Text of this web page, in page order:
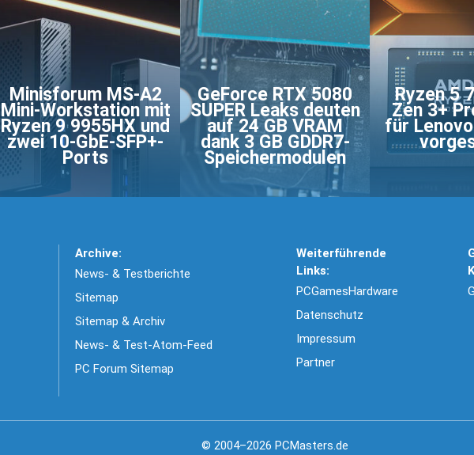
Minisforum MS-A2
Mini-Workstation mit
Ryzen 9 9955HX und
zwei 10-GbE-SFP+-
Ports
GeForce RTX 5080
SUPER Leaks deuten
auf 24 GB VRAM
dank 3 GB GDDR7-
Speichermodulen
Ryzen 5
Zen 3+
für
Archive:
News- & Testberichte
Sitemap
Sitemap & Archiv
News- & Test-Atom-Feed
PC Forum Sitemap
Weiterführende
Links:
PCGamesHardware
Datenschutz
Impressum
Partner
© 2004–2026 PCMasters.de